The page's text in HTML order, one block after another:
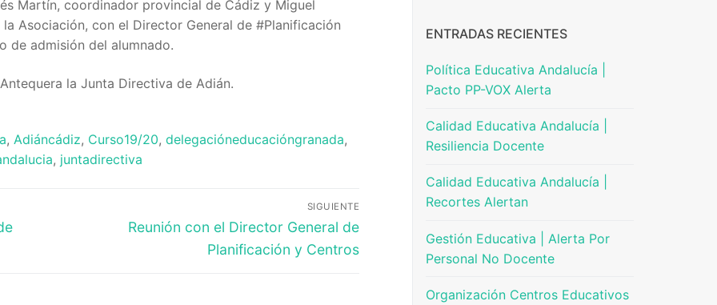
Martín, coordinador provincial de Cádiz y Miguel
Asociación, con el Director General de #Planificación
de admisión del alumnado.
la Junta Directiva de Adián.
, Adiáncádiz, Curso19/20, delegacióneducacióngranada,
, juntadirectiva
SIGUIENTE
Entrada
Reunión con el Director General de
Planificación y Centros
ENTRADAS RECIENTES
Política Educativa Andalucía |
Pacto PP-VOX Alerta
Calidad Educativa Andalucía |
Resiliencia Docente
Calidad Educativa Andalucía |
Recortes Alertan
Gestión Educativa | Alerta Por
Personal No Docente
Organización Centros Educativos